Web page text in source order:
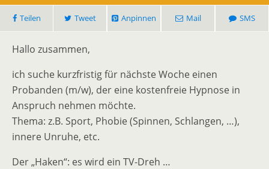
Teilen Tweet Anpinnen Mail SMS
Hallo zusammen,
ich suche kurzfristig für nächste Woche einen
Probanden (m/w), der eine kostenfreie Hypnose in
Anspruch nehmen möchte.
Thema: z.B. Sport, Phobie (Spinnen, Schlangen, …),
innere Unruhe, etc.
Der „Haken“: es wird ein TV-Dreh …